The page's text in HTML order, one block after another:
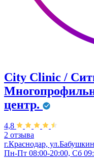
City Clinic /
центр.
4,8
2 отзыва
г.Краснодар,
Пн-Пт 08:00-20:00, Сб